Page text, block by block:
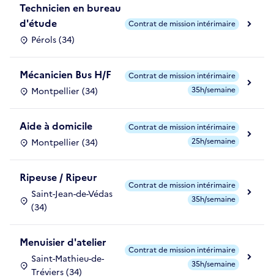
Technicien en bureau
d'étude
Pérols (34)
Contrat de mission intérimaire
Mécanicien Bus H/F
Montpellier (34)
Contrat de mission intérimaire
35h/semaine
Aide à domicile
Montpellier (34)
Contrat de mission intérimaire
25h/semaine
Ripeuse / Ripeur
Saint-Jean-de-Védas
(34)
Contrat de mission intérimaire
35h/semaine
Menuisier d'atelier
Saint-Mathieu-de-
Tréviers (34)
Contrat de mission intérimaire
35h/semaine